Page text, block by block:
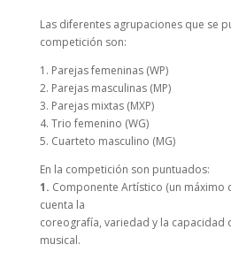
Las diferentes agrupaciones que se
competición son:
1. Parejas femeninas (WP)
2. Parejas masculinas (MP)
3. Parejas mixtas (MXP)
4. Trio femenino (WG)
5. Cuarteto masculino (MG)
En la competición son puntuados:
1. Componente Artístico (un máximo
cuenta la
coreografía, variedad y la capacidad
musical.